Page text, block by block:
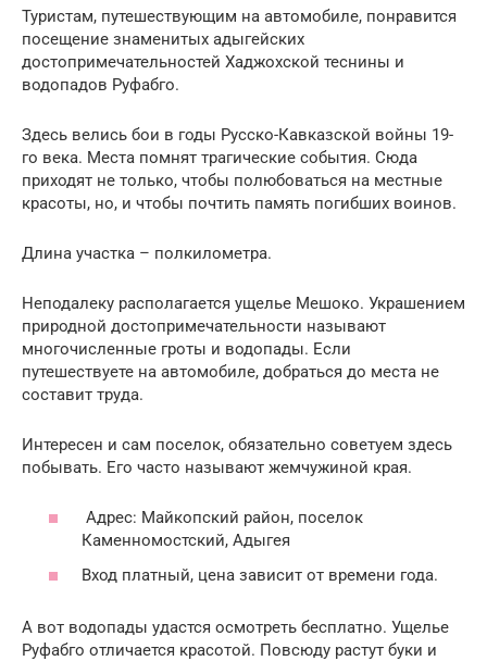
Туристам, путешествующим на автомобиле, понравится
посещение знаменитых адыгейских
достопримечательностей Хаджохской теснины и
водопадов Руфабго.
Здесь велись бои в годы Русско-Кавказской войны 19-
го века. Места помнят трагические события. Сюда
приходят не только, чтобы полюбоваться на местные
красоты, но, и чтобы почтить память погибших воинов.
Длина участка – полкилометра.
Неподалеку располагается ущелье Мешоко. Украшением
природной достопримечательности называют
многочисленные гроты и водопады. Если
путешествуете на автомобиле, добраться до места не
составит труда.
Интересен и сам поселок, обязательно советуем здесь
побывать. Его часто называют жемчужиной края.
Адрес: Майкопский район, поселок
Каменномостский, Адыгея
Вход платный, цена зависит от времени года.
А вот водопады удастся осмотреть бесплатно. Ущелье
Руфабго отличается красотой. Повсюду растут буки и